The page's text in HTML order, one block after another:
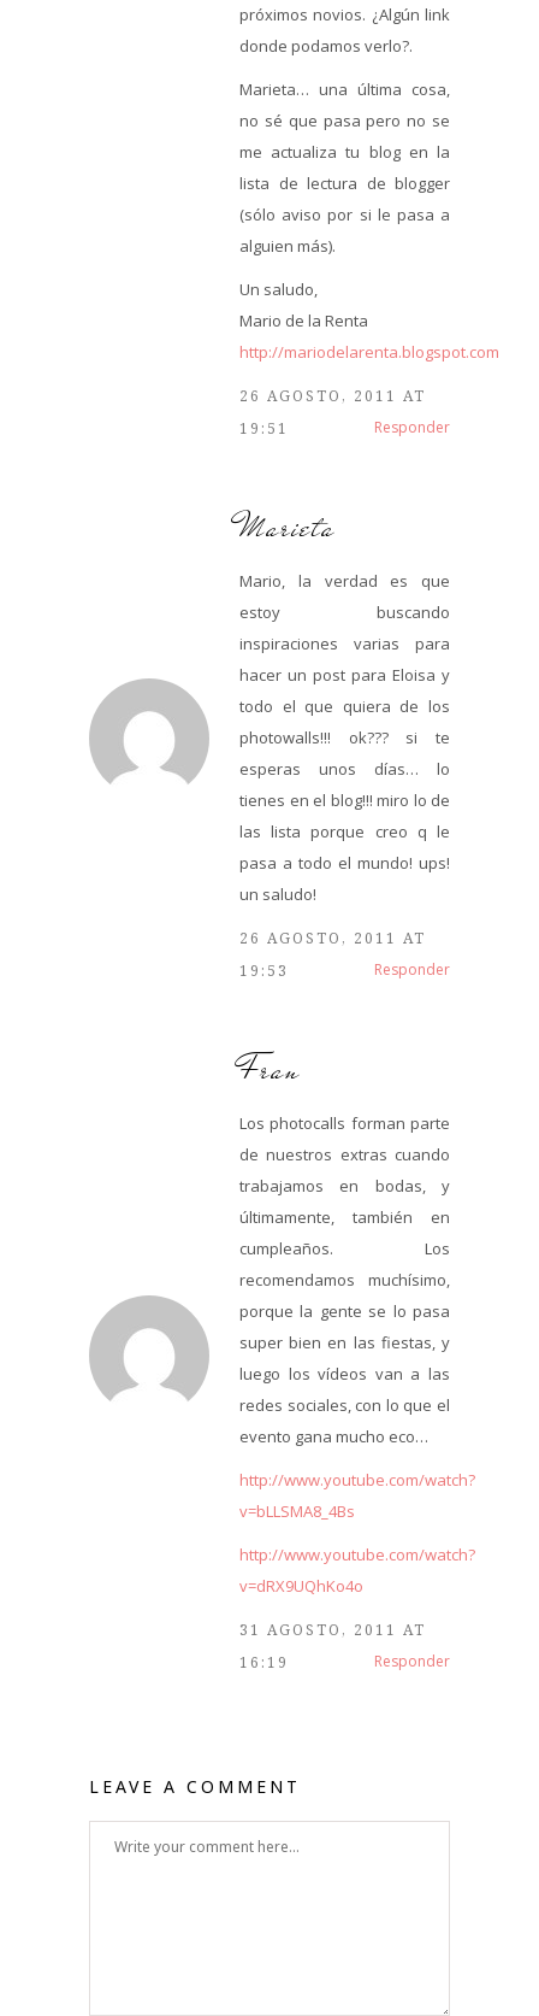
próximos novios. ¿Algún link
donde podamos verlo?.
Marieta… una última cosa,
no sé que pasa pero no se
me actualiza tu blog en la
lista de lectura de blogger
(sólo aviso por si le pasa a
alguien más).
Un saludo,
Mario de la Renta
http://mariodelarenta.blogspot.com
26 AGOSTO, 2011 AT
19:51
Responder
Marieta
Mario, la verdad es que
estoy buscando
inspiraciones varias para
hacer un post para Eloisa y
todo el que quiera de los
photowalls!!! ok??? si te
esperas unos días… lo
tienes en el blog!!! miro lo de
las lista porque creo q le
pasa a todo el mundo! ups!
un saludo!
26 AGOSTO, 2011 AT
19:53
Responder
Fran
Los photocalls forman parte
de nuestros extras cuando
trabajamos en bodas, y
últimamente, también en
cumpleaños. Los
recomendamos muchísimo,
porque la gente se lo pasa
super bien en las fiestas, y
luego los vídeos van a las
redes sociales, con lo que el
evento gana mucho eco…
http://www.youtube.com/watch?
v=bLLSMA8_4Bs
http://www.youtube.com/watch?
v=dRX9UQhKo4o
31 AGOSTO, 2011 AT
16:19
Responder
LEAVE A COMMENT